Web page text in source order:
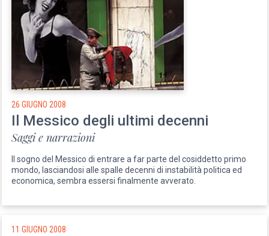
26 GIUGNO 2008
Il Messico degli ultimi decenni
Saggi e narrazioni
Il sogno del Messico di entrare a far parte del cosiddetto primo
mondo, lasciandosi alle spalle decenni di instabilità politica ed
economica, sembra essersi finalmente avverato.
11 GIUGNO 2008